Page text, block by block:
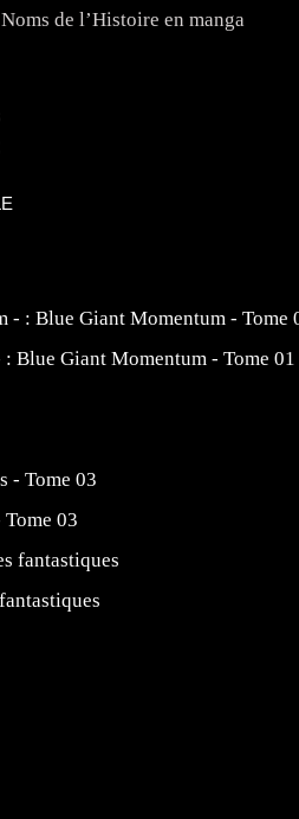
de l’Histoire en manga
Blue Giant Momentum - Tome 01
03